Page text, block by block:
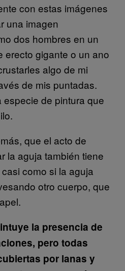
con estas imágenes
una imagen
dos hombres en un
erecto gigante o un ano
algo de mi
de mis puntadas.
de pintura que
que el acto de
la aguja también tiene
como si la aguja
otro cuerpo, que
la presencia de
pero todas
por lanas y